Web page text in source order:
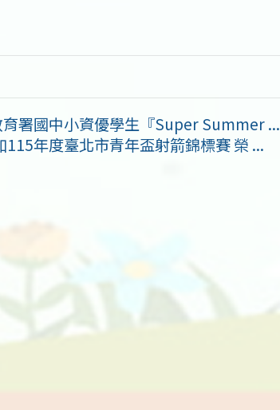
育署國中小資優學生『Super Summer ...
年度臺北市青年盃射箭錦標賽 榮 ...